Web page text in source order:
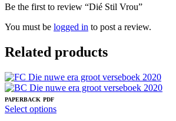
Be the first to review “Dié Stil Vrou”
You must be logged in to post a review.
Related products
PAPERBACK PDF
Select optionsThis